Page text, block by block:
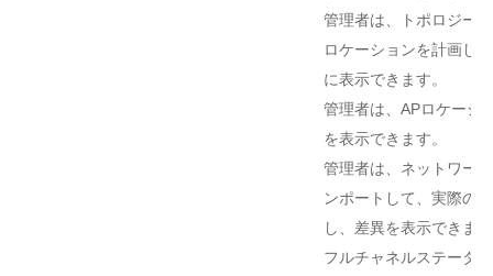
管理者は、トポロジー
ロケーションを計画し
に表示できます。
管理者は、APロケーシ
を表示できます。
管理者は、ネットワー
ンポートして、実際の
し、差異を表示できま
フルチャネルステータ